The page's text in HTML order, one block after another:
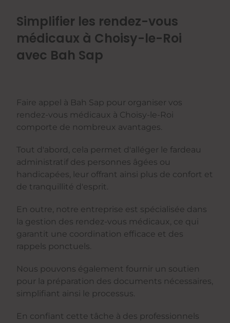
Simplifier les rendez-vous
médicaux à Choisy-le-Roi
avec Bah Sap
Faire appel à Bah Sap pour organiser vos
rendez-vous médicaux à Choisy-le-Roi
comporte de nombreux avantages.
Tout d'abord, cela permet d'alléger le fardeau
administratif des personnes âgées ou
handicapées, leur offrant ainsi plus de confort et
de tranquillité d'esprit.
En outre, notre entreprise est spécialisée dans
la gestion des rendez-vous médicaux, ce qui
garantit une coordination efficace et des
rappels ponctuels.
Nous pouvons également fournir un soutien
pour la préparation des documents nécessaires,
simplifiant ainsi le processus.
En confiant cette tâche à des professionnels